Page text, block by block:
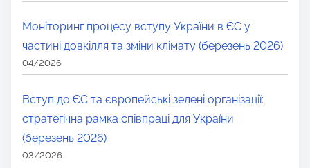
Моніторинг процесу вступу України в ЄС у
частині довкілля та зміни клімату (березень 2026)
04/2026
Вступ до ЄС та європейські зелені організації:
стратегічна рамка співпраці для України
(березень 2026)
03/2026